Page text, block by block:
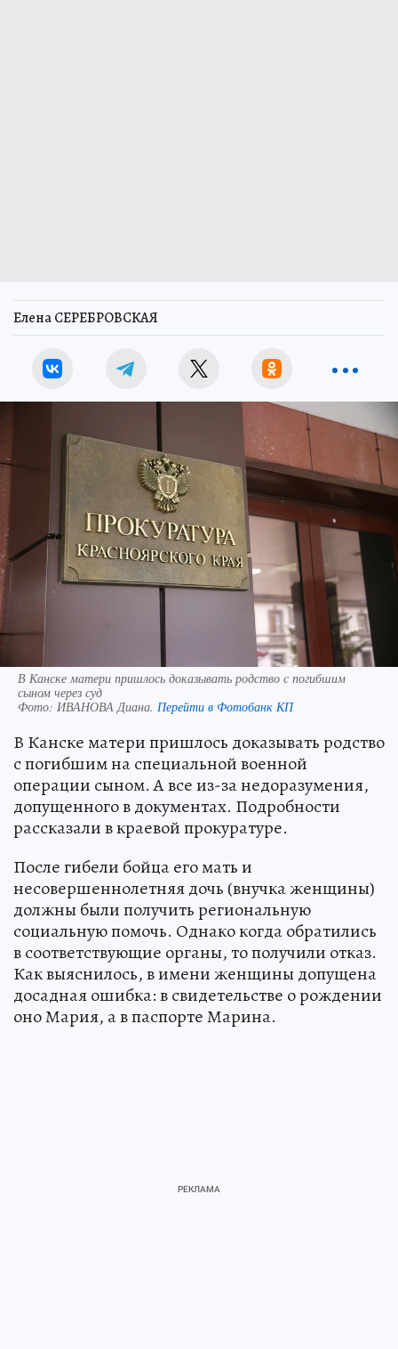
Елена СЕРЕБРОВСКАЯ
В Канске матери пришлось доказывать родство с погибшим
сыном через суд
Фото: ИВАНОВА Диана. Перейти в Фотобанк КП
В Канске матери пришлось доказывать родство
с погибшим на специальной военной
операции сыном. А все из-за недоразумения,
допущенного в документах. Подробности
рассказали в краевой прокуратуре.
После гибели бойца его мать и
несовершеннолетняя дочь (внучка женщины)
должны были получить региональную
социальную помочь. Однако когда обратились
в соответствующие органы, то получили отказ.
Как выяснилось, в имени женщины допущена
досадная ошибка: в свидетельстве о рождении
оно Мария, а в паспорте Марина.